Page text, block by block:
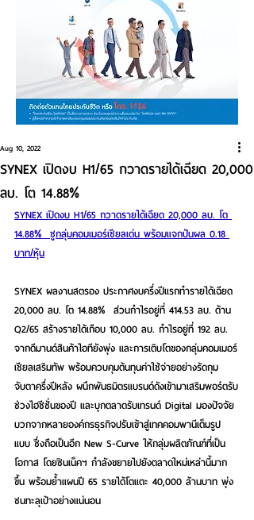
SYNEX เปิดงบ H1/65 กวาดรายได้เฉียด 20,000
ลบ. โต 14.88%
Aug 10, 2022
SYNEX เปิดงบ H1/65 กวาดรายได้เฉียด 20,000 ลบ. โต
14.88%  ชูกลุ่มคอมเมอร์เชียลเด่น พร้อมแจกปันผล 0.18
บาท/หุ้น
SYNEX ผลงานสตรอง ประกาศงบครึ่งปีแรกทำรายได้เฉียด
20,000 ลบ. โต 14.88%  ส่วนกำไรอยู่ที่ 414.53 ลบ. ด้าน
Q2/65 สร้างรายได้เกือบ 10,000 ลบ. กำไรอยู่ที่ 192 ลบ.
จากดีมานด์สินค้าไอทียังพุ่ง และการเติบโตของกลุ่มคอมเมอร์
เชียลเสริมทัพ พร้อมควบคุมต้นทุนค่าใช้จ่ายอย่างรัดกุม
จับตาครึ่งปีหลัง ผนึกพันธมิตรแบรนด์ดังเข้ามาเสริมพอร์ตรับ
ช่วงไฮซีซั่นของปี และบุกตลาดรับเทรนด์ Digital มองปัจจัย
บวกจากหลายองค์กรธุรกิจปรับเข้าสู่เทคคอมพานีเต็มรูป
แบบ ซึ่งถือเป็นอีก New S-Curve ให้กลุ่มผลิตภัณฑ์ที่เป็น
โอกาส โดยซินเน็คฯ กำลังขยายไปยังตลาดใหม่เหล่านี้มาก
ขึ้น พร้อมย้ำแผนปี 65 รายได้โตแตะ 40,000 ล้านบาท พุ่ง
ชนทะลุเป้าอย่างแน่นอน